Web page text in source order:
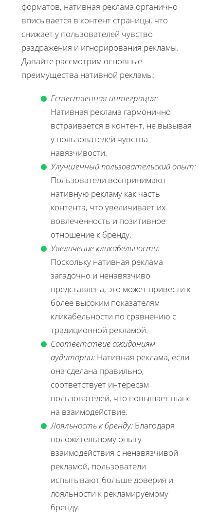
форматов, нативная реклама органично
вписывается в контент страницы, что
снижает у пользователей чувство
раздражения и игнорирования рекламы.
Давайте рассмотрим основные
преимущества нативной рекламы:
Естественная интеграция:
Нативная реклама гармонично
встраивается в контент, не вызывая
у пользователей чувства
навязчивости.
Улучшенный пользовательский опыт:
Пользователи воспринимают
нативную рекламу как часть
контента, что увеличивает их
вовлечённость и позитивное
отношение к бренду.
Увеличение кликабельности:
Поскольку нативная реклама
загадочно и ненавязчиво
представлена, это может привести к
более высоким показателям
кликабельности по сравнению с
традиционной рекламой.
Соответствие ожиданиям
аудитории: Нативная реклама, если
она сделана правильно,
соответствует интересам
пользователей, что повышает шанс
на взаимодействие.
Лояльность к бренду: Благодаря
положительному опыту
взаимодействия с ненавязчивой
рекламой, пользователи
испытывают больше доверия и
лояльности к рекламируемому
бренду.